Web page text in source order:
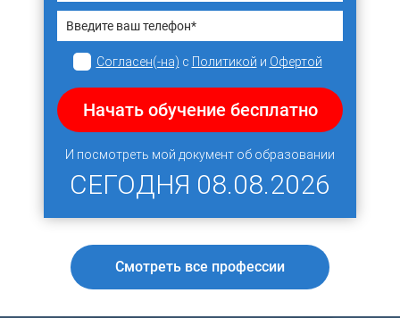
Согласен(-на) с Политикой и Офертой
Начать обучение бесплатно
И посмотреть мой документ об образовании
СЕГОДНЯ 08.08.2026
Смотреть все профессии